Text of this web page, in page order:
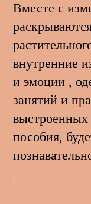
Вместе с
внутренние
и эмоции ,
занятий и
пособия,